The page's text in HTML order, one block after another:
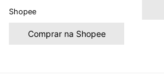
Shopee
Comprar na Shopee